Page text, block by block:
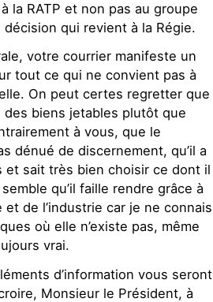
la RATP et non pas au groupe
décision qui revient à la Régie.
votre courrier manifeste un
tout ce qui ne convient pas à
On peut certes regretter que
biens jetables plutôt que
à vous, que le
dénué de discernement, qu’il a
et sait très bien choisir ce dont il
qu’il faille rendre grâce à
de l’industrie car je ne connais
où elle n’existe pas, même
vrai.
d’information vous seront
Monsieur le Président, à